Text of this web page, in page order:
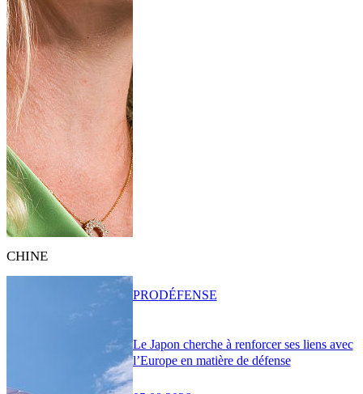
CHINE
Le Japon cherche à renforcer ses liens avec
l’Europe en matière de défense
PRODÉFENSE